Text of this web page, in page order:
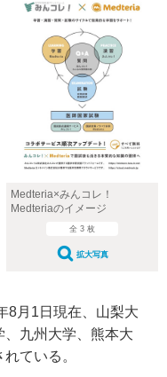
Medteria×みんコレ！
Medteriaのイメージ
全 3 枚
拡大写真
8月1日現在、山梨大
九州大学、熊本大
ている。